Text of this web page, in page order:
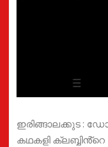
ഇരിങ്ങാലക്കുട :
കഥകളി